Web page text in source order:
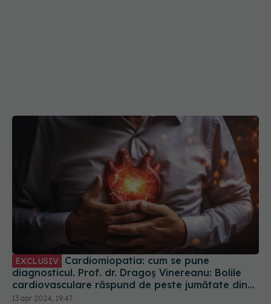
EXCLUSIV
diagnosticul. Prof. dr. Dragoș Vinereanu: Bolile
cardiovasculare răspund de peste jumătate din
decesele din România
13 apr 2024, 19:47